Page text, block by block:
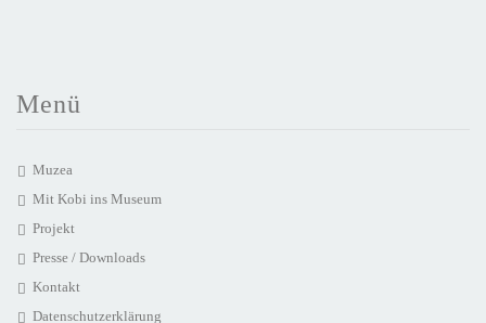
Menü
Muzea
Mit Kobi ins Museum
Projekt
Presse / Downloads
Kontakt
Datenschutzerklärung